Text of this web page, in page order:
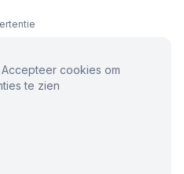
cookies om
te zien